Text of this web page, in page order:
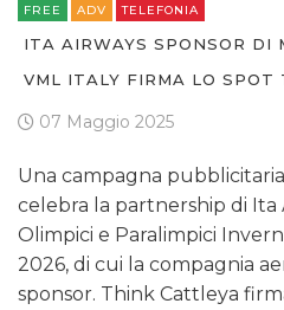
FREE ADV TELEFONIA
ITA AIRWAYS SPONSOR DI
VML ITALY FIRMA LO SPOT
07 Maggio 2025
Una campagna
celebra la partnership di Ita
Olimpici e Paralimpici
2026, di cui la compagnia
sponsor. Think Cattleya